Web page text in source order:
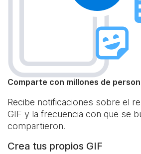
Comparte con millones de
Recibe notificaciones sobre el
GIF y la frecuencia con que se
compartieron.
Crea tus propios GIF